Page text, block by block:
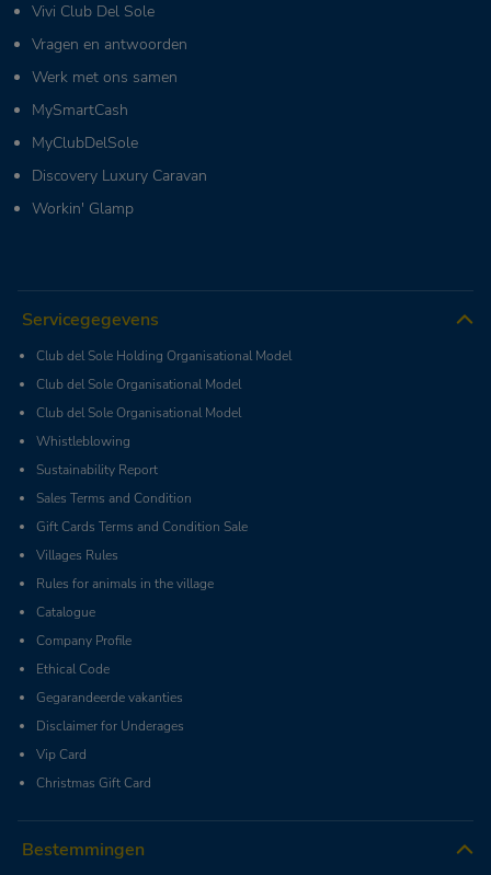
Vivi Club Del Sole
Vragen en antwoorden
Werk met ons samen
MySmartCash
MyClubDelSole
Discovery Luxury Caravan
Workin' Glamp
Servicegegevens
Club del Sole Holding Organisational Model
Club del Sole Organisational Model
Club del Sole Organisational Model
Whistleblowing
Sustainability Report
Sales Terms and Condition
Gift Cards Terms and Condition Sale
Villages Rules
Rules for animals in the village
Catalogue
Company Profile
Ethical Code
Gegarandeerde vakanties
Disclaimer for Underages
Vip Card
Christmas Gift Card
Bestemmingen